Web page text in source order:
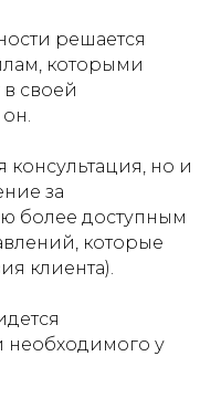
решается
которыми
в своей
консультация, но и
за
более доступным
которые
клиента).
необходимого у